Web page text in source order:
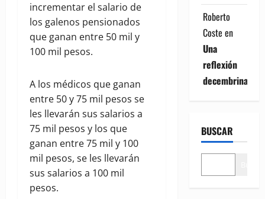
incrementar el salario de
los galenos pensionados
que ganan entre 50 mil y
100 mil pesos.
A los médicos que ganan
entre 50 y 75 mil pesos se
les llevarán sus salarios a
75 mil pesos y los que
ganan entre 75 mil y 100
mil pesos, se les llevarán
sus salarios a 100 mil
pesos.
Roberto
Coste en
Una
reflexión
decembrina
BUSCAR